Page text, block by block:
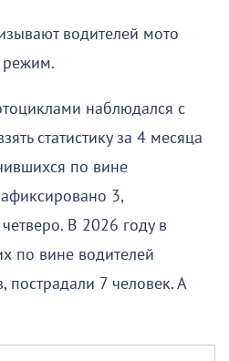
водителей мото
режим.
наблюдался с
статистику за 4 месяца
по вине
3,
В 2026 году в
по вине водителей
7 человек. А